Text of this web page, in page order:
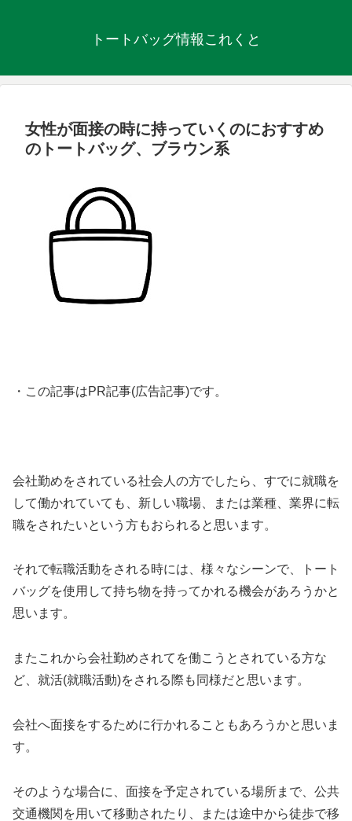
トートバッグ情報これくと
女性が面接の時に持っていくのにおすすめ
のトートバッグ、ブラウン系
・この記事はPR記事(広告記事)です。
会社勤めをされている社会人の方でしたら、すでに就職を
して働かれていても、新しい職場、または業種、業界に転
職をされたいという方もおられると思います。
それで転職活動をされる時には、様々なシーンで、トート
バッグを使用して持ち物を持ってかれる機会があろうかと
思います。
またこれから会社勤めされてを働こうとされている方な
ど、就活(就職活動)をされる際も同様だと思います。
会社へ面接をするために行かれることもあろうかと思いま
す。
そのような場合に、面接を予定されている場所まで、公共
交通機関を用いて移動されたり、または途中から徒歩で移